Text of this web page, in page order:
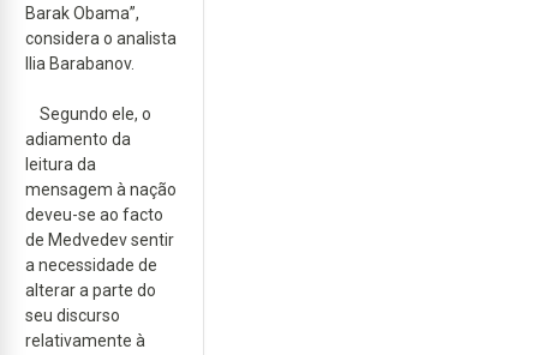
Barak Obama”,
considera o analista
Ilia Barabanov.
Segundo ele, o
adiamento da
leitura da
mensagem à nação
deveu-se ao facto
de Medvedev sentir
a necessidade de
alterar a parte do
seu discurso
relativamente à